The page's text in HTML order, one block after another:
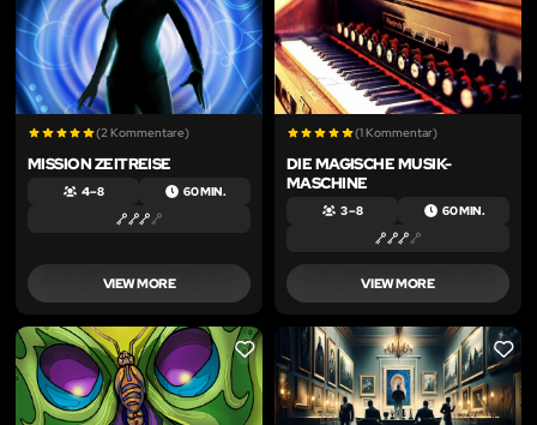
(2 Kommentare)
MISSION ZEITREISE
4 – 8 60 MIN.
VIEW MORE
(1 Kommentar)
DIE MAGISCHE MUSIK-
MASCHINE
3 – 8 60 MIN.
VIEW MORE
LIKE LIKE